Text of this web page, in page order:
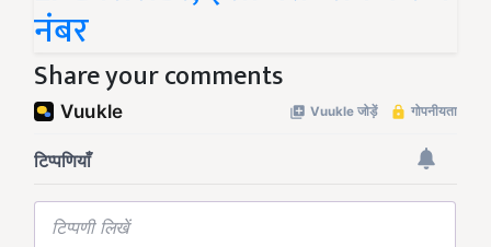
नंबर
Share your comments